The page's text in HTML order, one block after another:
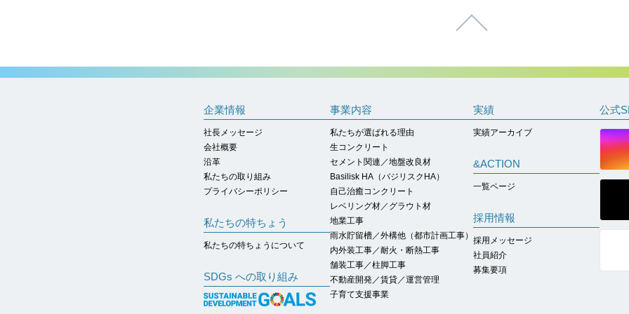
ページトップへ
企業情報
社長メッセージ
会社概要
沿革
私たちの取り組み
プライバシーポリシー
私たちの特ちょう
私たちの特ちょうについて
SDGs への取り組み
事業内容
私たちが選ばれる理由
生コンクリート
セメント関連／地盤改良材
Basilisk HA（バジリスクHA）
自己治癒コンクリート
レベリング材／グラウト材
地業工事
雨水貯留槽／外構他（都市計画工事）
内外装工事／耐火・断熱工事
舗装工事／柱脚工事
不動産開発／賃貸／運営管理
子育て支援事業
実績
実績アーカイブ
&ACTION
一覧ページ
採用情報
採用メッセージ
社員紹介
募集要項
公式